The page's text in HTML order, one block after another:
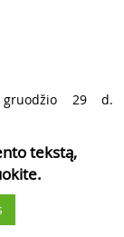
29 d.
tekstą,